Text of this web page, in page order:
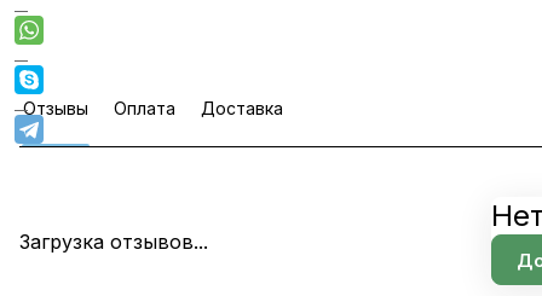
Отзывы Оплата Доставка
Загрузка отзывов...